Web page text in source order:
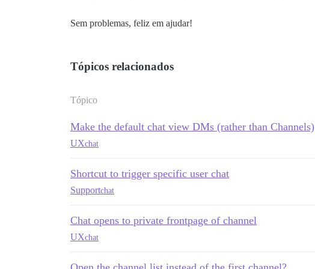
Sem problemas, feliz em ajudar!
Tópicos relacionados
Tópico
Make the default chat view DMs (rather than Channels)
UXchat
Shortcut to trigger specific user chat
Supportchat
Chat opens to private frontpage of channel
UXchat